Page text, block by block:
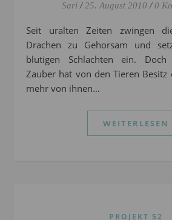
Sari / 25. August 2010 / 0
Seit uralten Zeiten zwingen die Menschen die
Drachen zu Gehorsam und
blutigen Schlachten ein.
Zauber hat von den Tieren
mehr von ihnen…
WEITERLESEN
PROJEKT 52